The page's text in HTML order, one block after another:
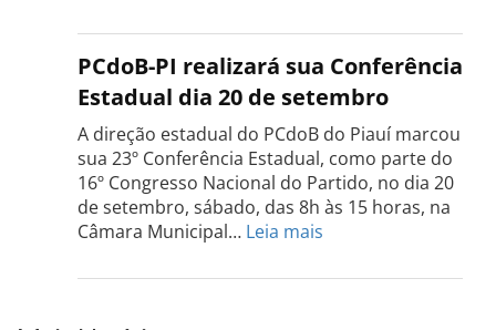
do
PCdoB
Rio
do
Sul
dia
PCdoB-PI realizará sua Conferência
Estadual dia 20 de setembro
A direção estadual do PCdoB do Piauí marcou
sua 23º Conferência Estadual, como parte do
16º Congresso Nacional do Partido, no dia 20
de setembro, sábado, das 8h às 15 horas, na
Câmara Municipal… Leia mais
PI